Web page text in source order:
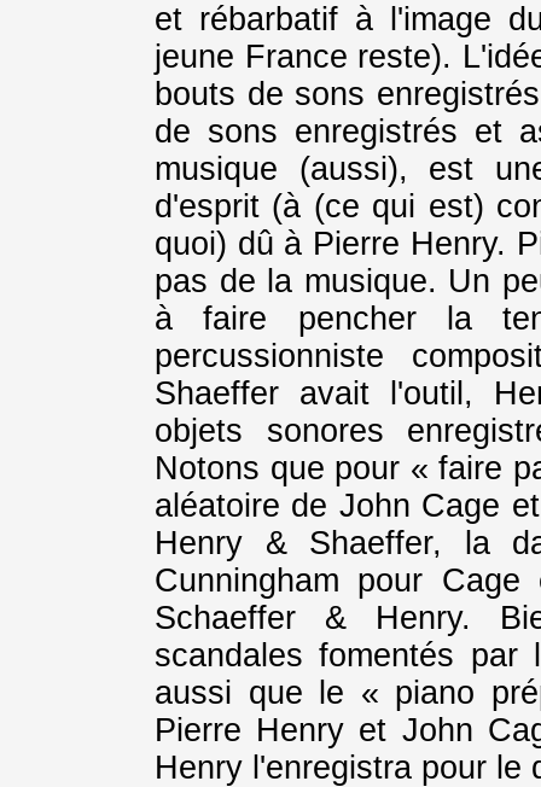
et rébarbatif à l'image
jeune France reste).
bouts de sons
de sons enregistrés et
musique (aussi), est
d'esprit (à (ce qui est)
quoi) dû à Pierre Henry.
pas de la musique. Un
à faire pencher la
percussionniste
Shaeffer avait l'outil,
objets sonores
Notons que pour « faire
aléatoire de John Cage
Henry & Shaeffer, la
Cunningham pour
Schaeffer & Henry.
scandales fomentés
aussi que le « piano
Pierre Henry et John
Henry l'enregistra pour le